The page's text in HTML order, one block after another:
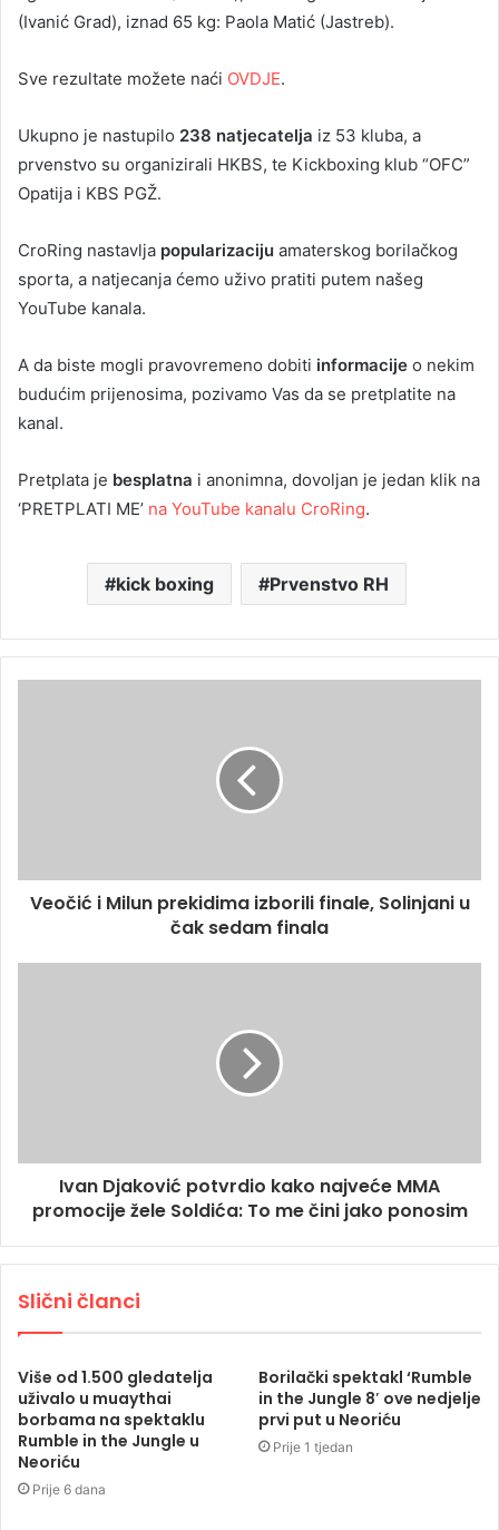
(Ivanić Grad), iznad 65 kg: Paola Matić (Jastreb).
Sve rezultate možete naći OVDJE.
Ukupno je nastupilo 238 natjecatelja iz 53 kluba, a
prvenstvo su organizirali HKBS, te Kickboxing klub “OFC”
Opatija i KBS PGŽ.
CroRing nastavlja popularizaciju amaterskog borilačkog
sporta, a natjecanja ćemo uživo pratiti putem našeg
YouTube kanala.
A da biste mogli pravovremeno dobiti informacije o nekim
budućim prijenosima, pozivamo Vas da se pretplatite na
kanal.
Pretplata je besplatna i anonimna, dovoljan je jedan klik na
‘PRETPLATI ME’ na YouTube kanalu CroRing.
kick boxing Prvenstvo RH
Veočić i Milun prekidima izborili finale, Solinjani u
čak sedam finala
Ivan Djaković potvrdio kako najveće MMA
promocije žele Soldića: To me čini jako ponosim
Slični članci
Više od 1.500 gledatelja
uživalo u muaythai
borbama na spektaklu
Rumble in the Jungle u
Neoriću
Prije 6 dana
Borilački spektakl ‘Rumble
in the Jungle 8′ ove nedjelje
prvi put u Neoriću
Prije 1 tjedan